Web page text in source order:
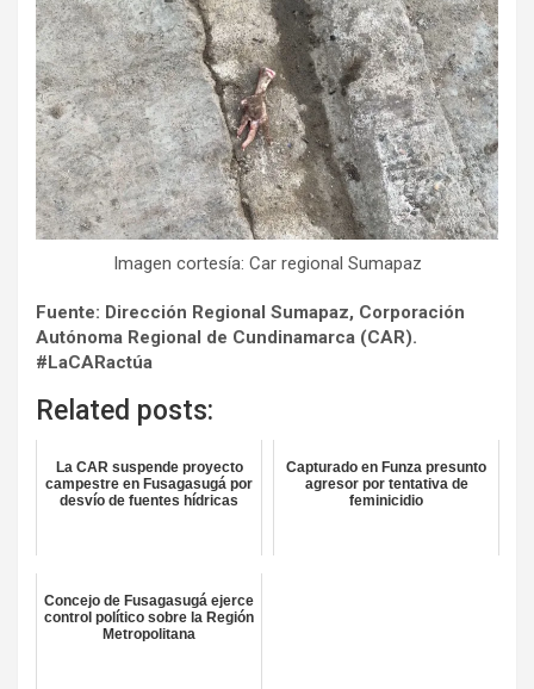
Imagen cortesía: Car regional Sumapaz
Fuente: Dirección Regional Sumapaz, Corporación
Autónoma Regional de Cundinamarca (CAR).
#LaCARactúa
Related posts:
La CAR suspende proyecto
campestre en Fusagasugá por
desvío de fuentes hídricas
Capturado en Funza presunto
agresor por tentativa de
feminicidio
Concejo de Fusagasugá ejerce
control político sobre la Región
Metropolitana